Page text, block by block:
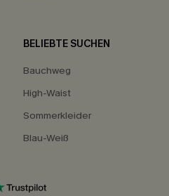
BELIEBTE SUCHEN
Bauchweg
High-Waist
Sommerkleider
Blau-Weiß